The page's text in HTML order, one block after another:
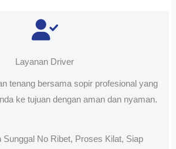
Layanan Driver
tenang bersama sopir profesional yang
ke tujuan dengan aman dan nyaman.
Sunggal No Ribet, Proses Kilat, Siap